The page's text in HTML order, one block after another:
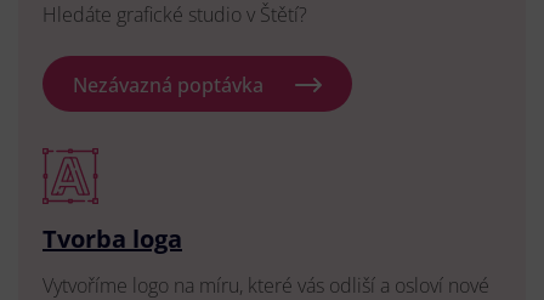
Hledáte grafické studio v Štětí?
Nezávazná poptávka
Tvorba loga
Vytvoříme logo na míru, které vás odliší a osloví nové